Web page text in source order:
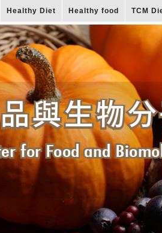
Healthy Diet Healthy food TCM